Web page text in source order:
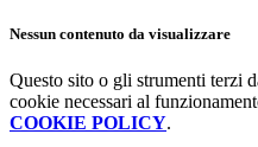
Nessun contenuto da visualizzare
Questo sito o gli strumenti terzi
cookie necessari al
COOKIE POLICY.